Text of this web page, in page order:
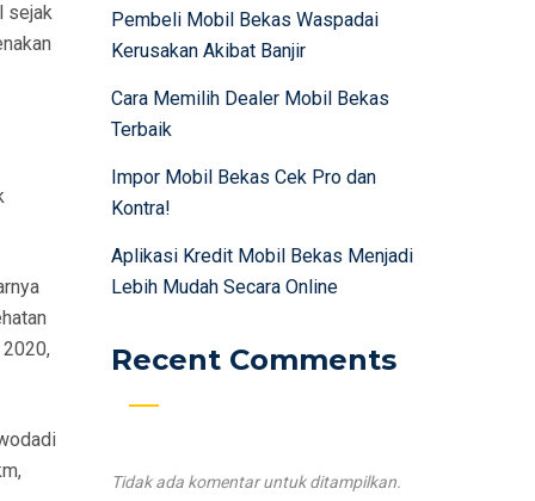
sejak
Pembeli Mobil Bekas Waspadai
Kerusakan Akibat Banjir
Cara Memilih Dealer Mobil Bekas
Terbaik
Impor Mobil Bekas Cek Pro dan
Kontra!
Aplikasi Kredit Mobil Bekas Menjadi
Lebih Mudah Secara Online
Recent Comments
Tidak ada komentar untuk ditampilkan.